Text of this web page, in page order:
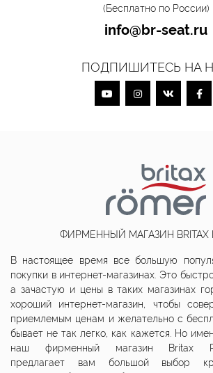
(Бесплатно по России)
info@br-seat.ru
ПОДПИШИТЕСЬ НА
ФИРМЕННЫЙ МАГАЗИН BRITAX
В настоящее время все большую
покупки в интернет-магазинах. Это
а зачастую и цены в таких магазинах
хороший интернет-магазин, чтобы
приемлемым ценам и желательно с
бывает не так легко, как кажется. Но
наш фирменный магазин Britax
предлагает вам большой выбор